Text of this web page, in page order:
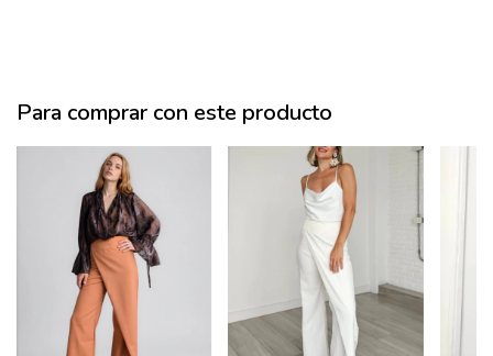
Para comprar con este producto